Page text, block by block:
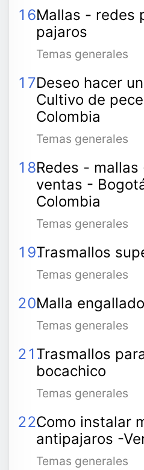
Mallas - redes
pajaros
Temas generales
Deseo hacer
Cultivo de
Colombia
Temas generales
Redes -
ventas -
Colombia
Temas generales
Trasmallos
Temas generales
Malla
Temas generales
Trasmallos
bocachico
Temas generales
Como instalar
antipajaros -
Temas generales